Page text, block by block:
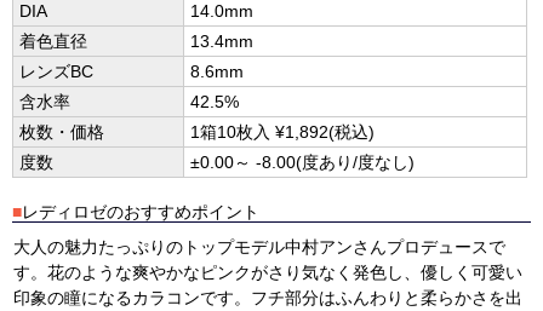
DIA
14.0mm
着色直径
13.4mm
レンズBC
8.6mm
含水率
42.5%
枚数・価格
1箱10枚入 ¥1,892(税込)
度数
±0.00～ -8.00(度あり/度なし)
■レディロゼのおすすめポイント
大人の魅力たっぷりのトップモデル中村アンさんプロデュースで
す。花のような爽やかなピンクがさり気なく発色し、優しく可愛い
印象の瞳になるカラコンです。フチ部分はふんわりと柔らかさを出